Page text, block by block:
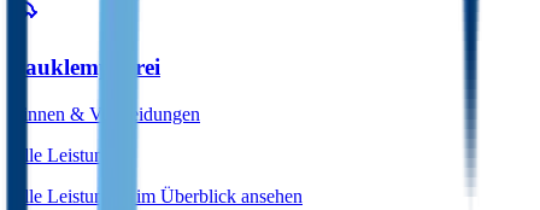
Bauklempnerei
Rinnen & Verkleidungen
Alle Leistungen
Alle Leistungen im Überblick ansehen